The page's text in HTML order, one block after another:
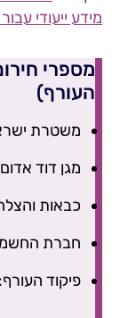
מידע ייעודי
מספרי
העורף)
משטרת ישראל: 052-
מגן דוד אדום: 052-
כבאות והצלה: 050-
חברת החשמל: 055-
פיקוד העורף: 052-9104104